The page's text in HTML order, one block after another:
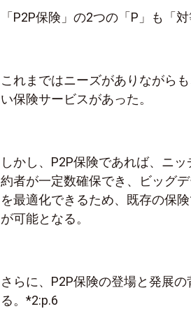
「P2P保険」の2つの「P」も「
これまではニーズがありながら
い保険サービスがあった。
しかし、P2P保険であれば、ニ
約者が一定数確保でき、ビッグ
を最適化できるため、既存の保
が可能となる。
さらに、P2P保険の登場と発展
る。*2:p.6